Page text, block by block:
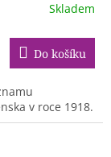
Skladem
Do košíku
v roce 1918.